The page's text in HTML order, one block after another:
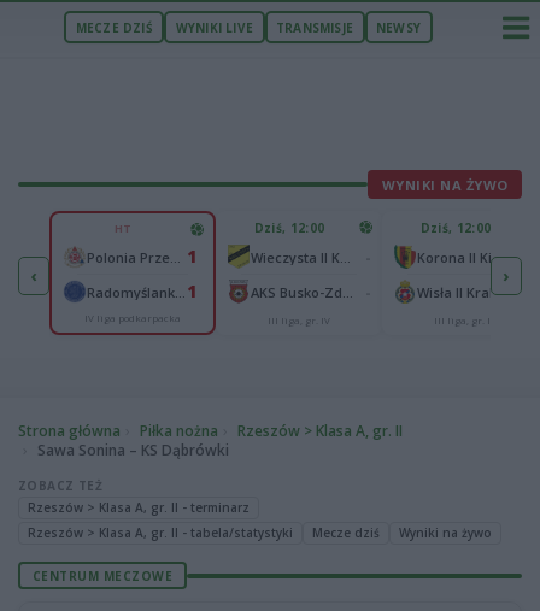
MECZE DZIŚ WYNIKI LIVE TRANSMISJE NEWSY
WYNIKI NA ŻYWO
‹
1
1
HT
1
1
IV liga podkarpacka
Dziś, 12:00
III liga, gr. IV
Dziś, 12:00
Korona II Kielce
Wisła II Kraków
III liga, gr. IV
›
Strona główna Piłka nożna
Rzeszów > Klasa A, gr. II
Sawa Sonina – KS Dąbrówki
ZOBACZ TEŻ
Rzeszów > Klasa A, gr. II - terminarz
Rzeszów > Klasa A, gr. II - tabela/statystyki
Mecze dziś Wyniki na żywo
CENTRUM MECZOWE